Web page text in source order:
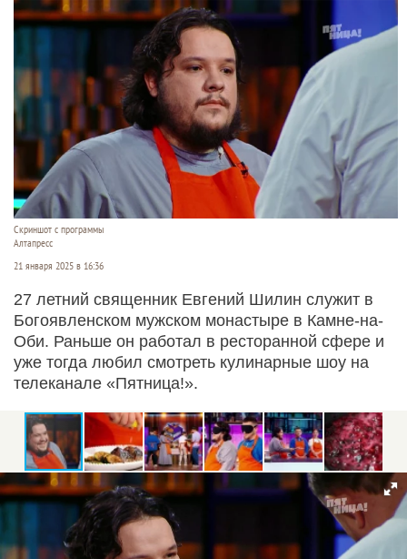
Скриншот с программы
Алтапресс
21 января 2025 в 16:36
27 летний священник Евгений Шилин служит в
Богоявленском мужском монастыре в Камне-на-
Оби. Раньше он работал в ресторанной сфере и
уже тогда любил смотреть кулинарные шоу на
телеканале «Пятница!».